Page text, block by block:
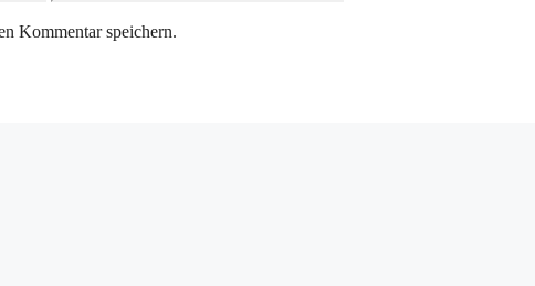
Kommentar speichern.